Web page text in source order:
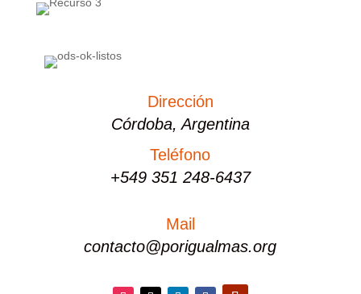
Dirección
Córdoba, Argentina
Teléfono
+549 351 248-6437
Mail
contacto@porigualmas.org